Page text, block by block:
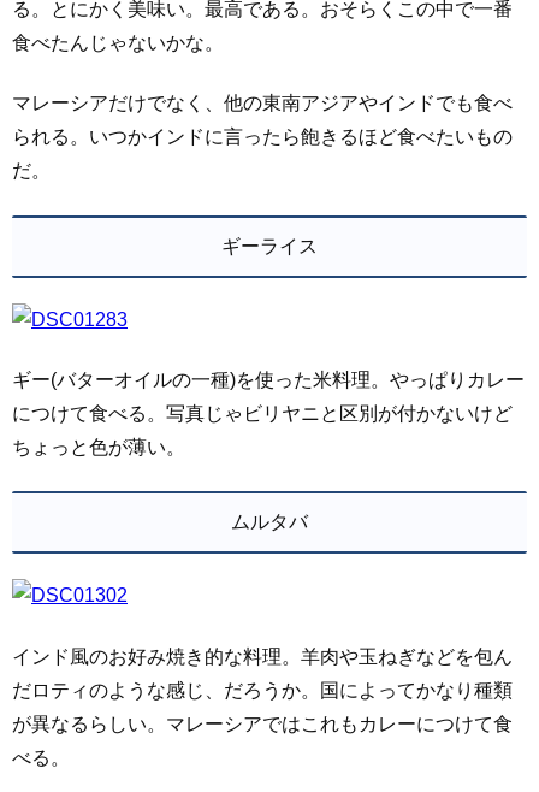
る。とにかく美味い。最高である。おそらくこの中で一番
食べたんじゃないかな。
マレーシアだけでなく、他の東南アジアやインドでも食べ
られる。いつかインドに言ったら飽きるほど食べたいもの
だ。
ギーライス
ギー(バターオイルの一種)を使った米料理。やっぱりカレー
につけて食べる。写真じゃビリヤニと区別が付かないけど
ちょっと色が薄い。
ムルタバ
インド風のお好み焼き的な料理。羊肉や玉ねぎなどを包ん
だロティのような感じ、だろうか。国によってかなり種類
が異なるらしい。マレーシアではこれもカレーにつけて食
べる。